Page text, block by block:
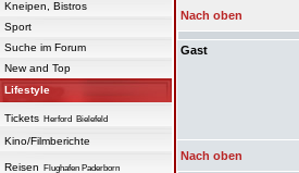
Kneipen, Bistros
Sport
Suche im Forum
New and Top
Lifestyle
Tickets Herford Bielefeld
Kino/Filmberichte
Reisen Flughafen Paderborn
Nach oben
Gast
Nach oben